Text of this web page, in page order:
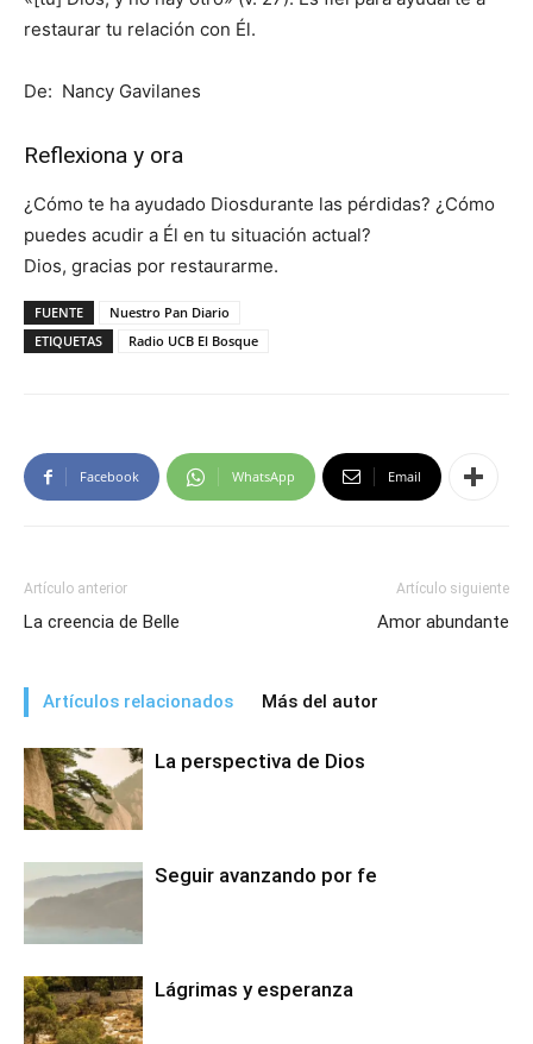
restaurar tu relación con Él.
De: Nancy Gavilanes
Reflexiona y ora
¿Cómo te ha ayudado Diosdurante las pérdidas? ¿Cómo
puedes acudir a Él en tu situación actual?
Dios, gracias por restaurarme.
FUENTE
Nuestro Pan Diario
ETIQUETAS
Radio UCB El Bosque
Facebook WhatsApp Email
Artículo anterior
La creencia de Belle
Artículo siguiente
Amor abundante
Artículos relacionados Más del autor
La perspectiva de Dios
Seguir avanzando por fe
Lágrimas y esperanza